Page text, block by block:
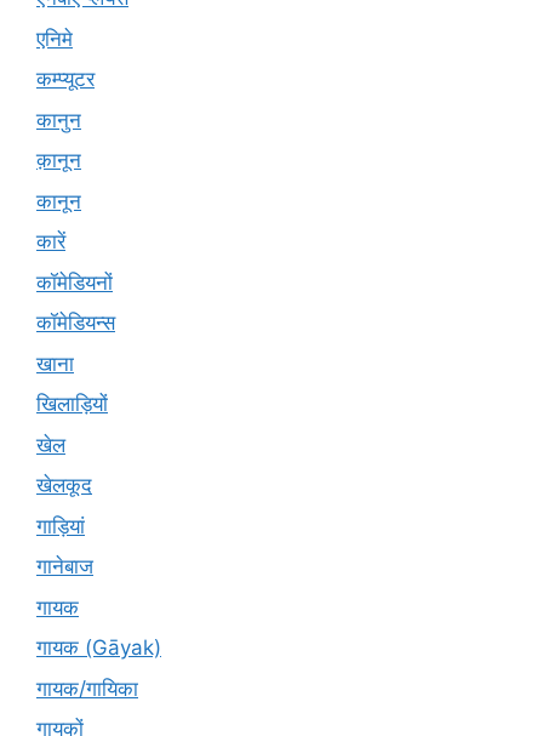
एनिमे
कम्प्यूटर
कानुन
क़ानून
कानून
कारें
कॉमेडियनों
कॉमेडियन्स
खाना
खिलाड़ियों
खेल
खेलकूद
गाड़ियां
गानेबाज
गायक
गायक (Gāyak)
गायक/गायिका
गायकों